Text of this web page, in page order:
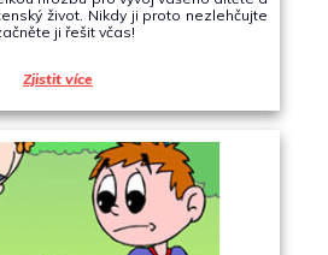
život. Nikdy ji proto nezlehčujte
ji řešit včas!
Zjistit více